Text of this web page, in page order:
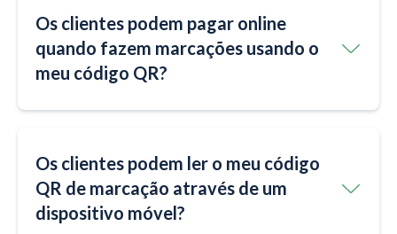
Os clientes podem pagar online
quando fazem marcações usando o
meu código QR?
Os clientes podem ler o meu código
QR de marcação através de um
dispositivo móvel?